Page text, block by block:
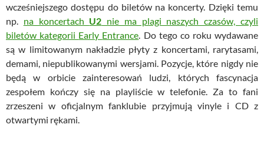
wcześniejszego dostępu do biletów na koncerty. Dzięki temu
np. na koncertach U2 nie ma plagi naszych czasów, czyli
biletów kategorii Early Entrance . Do tego co roku wydawane
są w limitowanym nakładzie płyty z koncertami, rarytasami,
demami, niepublikowanymi wersjami. Pozycje, które nigdy nie
będą w orbicie zainteresowań ludzi, których fascynacja
zespołem kończy się na playliście w telefonie. Za to fani
zrzeszeni w oficjalnym fanklubie przyjmują vinyle i CD z
otwartymi rękami.